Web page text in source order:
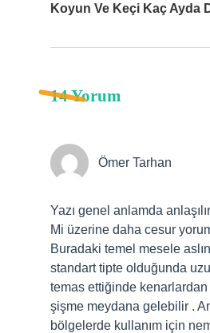
Koyun Ve Keçi Kaç Ayda
14 Yorum
Ömer Tarhan
Yazı genel anlamda
Mi üzerine daha cesur
Buradaki temel mesele
standart tipte olduğunda
temas ettiğinde
şişme meydana gelebilir .
bölgelerde kullanım için